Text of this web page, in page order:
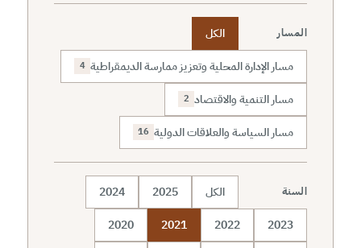
المسار
الكل
مسار الإدارة المحلية وتعزيز ممارسة الديمقراطية 4
مسار التنمية والاقتصاد 2
مسار السياسة والعلاقات الدولية 16
السنة الكل 2025
2024
2023
2022
2021
2020